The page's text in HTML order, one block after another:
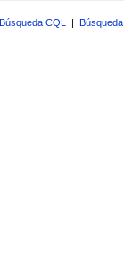
Búsqueda CQL